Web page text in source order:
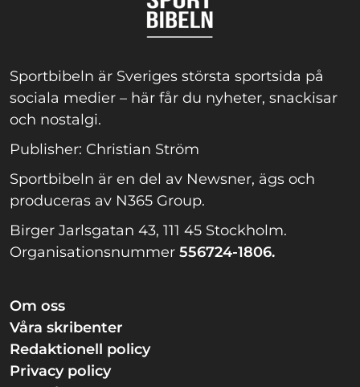
Sportbibeln är Sveriges största sportsida på
sociala medier – här får du nyheter, snackisar
och nostalgi.
Publisher: Christian Ström
Sportbibeln är en del av Newsner, ägs och
produceras av N365 Group.
Birger Jarlsgatan 43, 111 45 Stockholm.
Organisationsnummer 556724-1806.
Om oss
Våra skribenter
Redaktionell policy
Privacy policy